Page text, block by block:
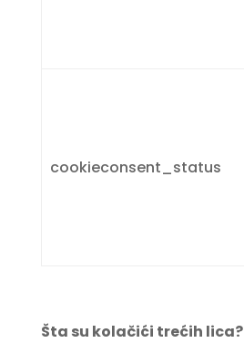
cookieconsent_status
Šta su kolačići trećih lica?